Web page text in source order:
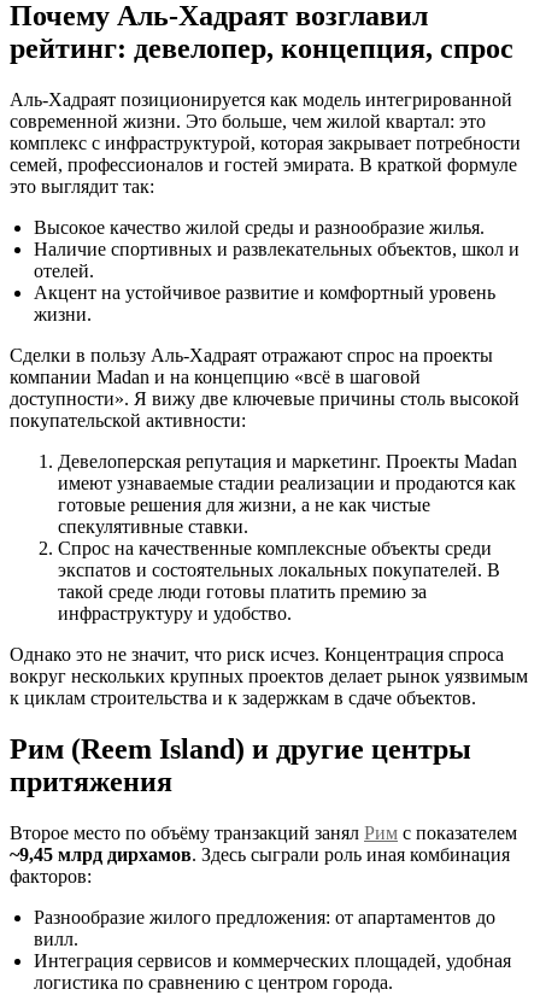
Почему Аль‑Хадраят возглавил
рейтинг: девелопер, концепция, спрос
Аль‑Хадраят позиционируется как модель интегрированной
современной жизни. Это больше, чем жилой квартал: это
комплекс с инфраструктурой, которая закрывает потребности
семей, профессионалов и гостей эмирата. В краткой формуле
это выглядит так:
Высокое качество жилой среды и разнообразие жилья.
Наличие спортивных и развлекательных объектов, школ и
отелей.
Акцент на устойчивое развитие и комфортный уровень
жизни.
Сделки в пользу Аль‑Хадраят отражают спрос на проекты
компании Madan и на концепцию «всё в шаговой
доступности». Я вижу две ключевые причины столь высокой
покупательской активности:
Девелоперская репутация и маркетинг. Проекты Madan
имеют узнаваемые стадии реализации и продаются как
готовые решения для жизни, а не как чистые
спекулятивные ставки.
Спрос на качественные комплексные объекты среди
экспатов и состоятельных локальных покупателей. В
такой среде люди готовы платить премию за
инфраструктуру и удобство.
Однако это не значит, что риск исчез. Концентрация спроса
вокруг нескольких крупных проектов делает рынок уязвимым
к циклам строительства и к задержкам в сдаче объектов.
Рим (Reem Island) и другие центры
притяжения
Второе место по объёму транзакций занял Рим с показателем
~9,45 млрд дирхамов. Здесь сыграли роль иная комбинация
факторов:
Разнообразие жилого предложения: от апартаментов до
вилл.
Интеграция сервисов и коммерческих площадей, удобная
логистика по сравнению с центром города.